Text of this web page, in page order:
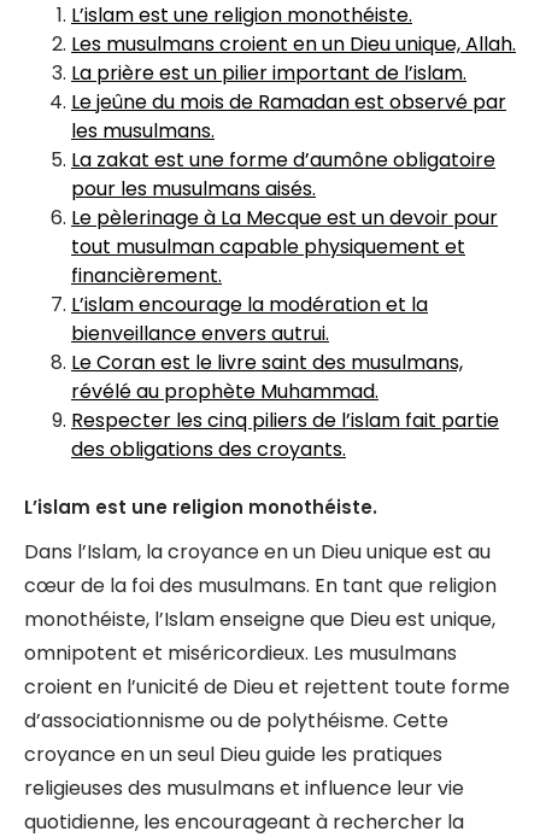
L’islam est une religion monothéiste.
Les musulmans croient en un Dieu unique, Allah.
La prière est un pilier important de l’islam.
Le jeûne du mois de Ramadan est observé par
les musulmans.
La zakat est une forme d’aumône obligatoire
pour les musulmans aisés.
Le pèlerinage à La Mecque est un devoir pour
tout musulman capable physiquement et
financièrement.
L’islam encourage la modération et la
bienveillance envers autrui.
Le Coran est le livre saint des musulmans,
révélé au prophète Muhammad.
Respecter les cinq piliers de l’islam fait partie
des obligations des croyants.
L’islam est une religion monothéiste.
Dans l’Islam, la croyance en un Dieu unique est au
cœur de la foi des musulmans. En tant que religion
monothéiste, l’Islam enseigne que Dieu est unique,
omnipotent et miséricordieux. Les musulmans
croient en l’unicité de Dieu et rejettent toute forme
d’associationnisme ou de polythéisme. Cette
croyance en un seul Dieu guide les pratiques
religieuses des musulmans et influence leur vie
quotidienne, les encourageant à rechercher la